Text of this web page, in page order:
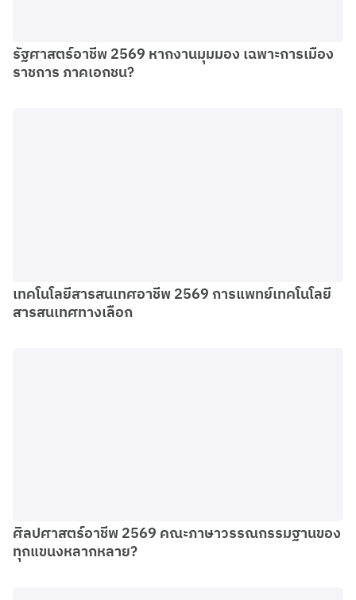
รัฐศาสตร์อาชีพ 2569 หากงานมุมมอง เฉพาะการเมือง
ราชการ ภาคเอกชน?
เทคโนโลยีสารสนเทศอาชีพ 2569 การแพทย์เทคโนโลยี
สารสนเทศทางเลือก
ศิลปศาสตร์อาชีพ 2569 คณะภาษาวรรณกรรมฐานของ
ทุกแขนงหลากหลาย?